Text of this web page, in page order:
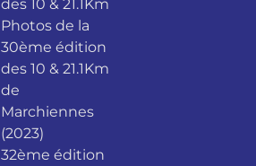
des 10 & 21.1Km
Photos de la
30ème édition
des 10 & 21.1Km
de
Marchiennes
(2023)
32ème édition